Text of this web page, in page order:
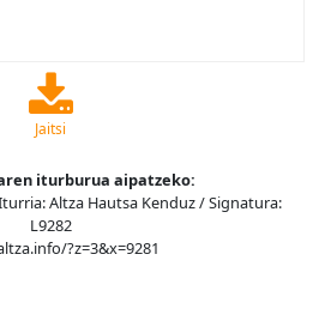
Jaitsi
iturburua aipatzeko:
Altza Hautsa Kenduz / Signatura:
L9282
?z=3&x=9281